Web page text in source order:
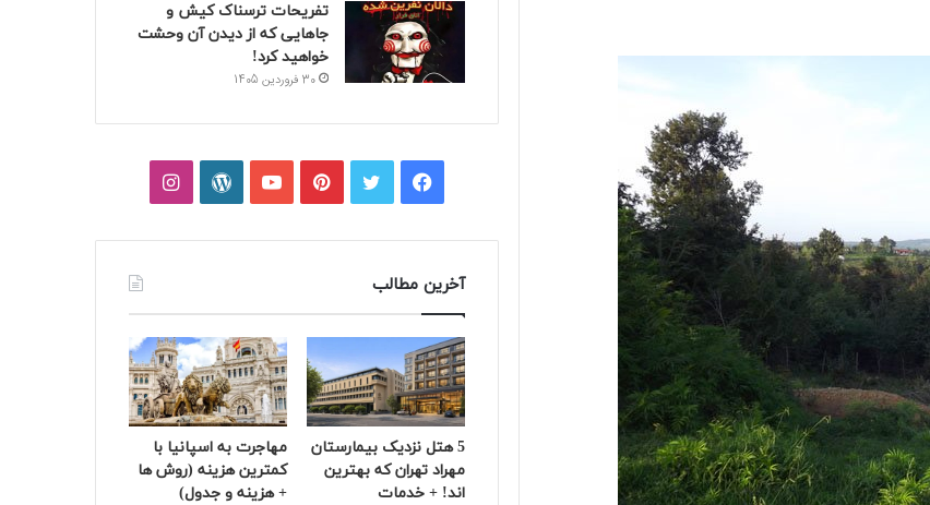
تفریحات ترسناک کیش و
جاهایی که از دیدن آن وحشت
خواهید کرد!
30 فروردین 1405
فیسبوکتوییترپینتریستیوتیوبوردپرساینستاگرام
آخرین مطالب
5 هتل نزدیک بیمارستان
مهراد تهران که بهترین‌
اند! + خدمات
مهاجرت به اسپانیا با
کمترین هزینه (روش ها
+ هزینه و جدول)